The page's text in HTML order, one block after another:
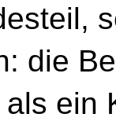
die
ein